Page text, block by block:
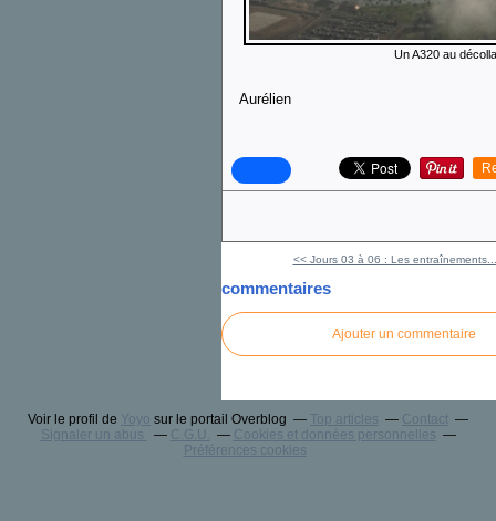
Un A320 au
Aurélien
<< Jours 03 à 06 : Les entraînements...
commentaires
Ajouter un commentaire
Voir le profil de Yoyo sur le portail Overblog Top articles
Contact
Signaler un abus
C.G.U.
Cookies et données personnelles
Préférences cookies